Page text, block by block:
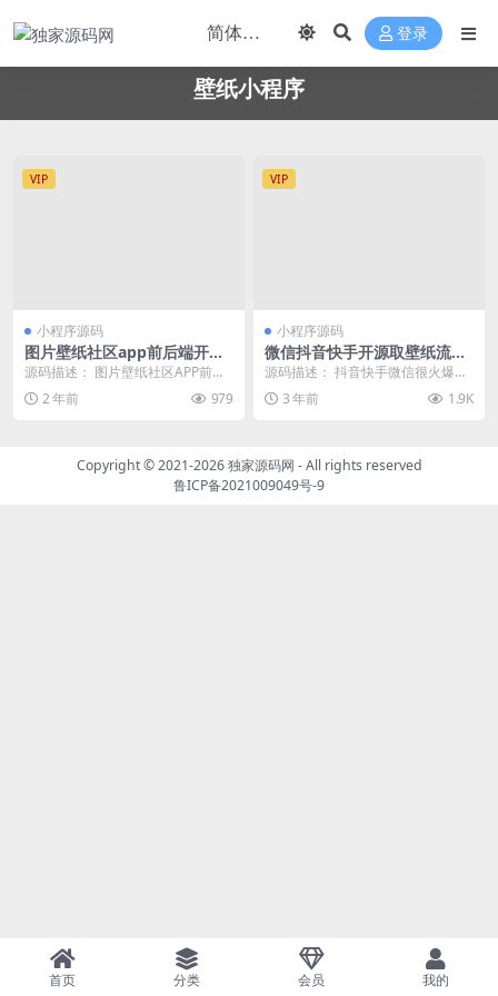
登录
壁纸小程序
VIP
小程序源码
图片壁纸社区app前后端开源
小程序源码
源码描述： 图片壁纸社区APP前后
端开源小程序源码，修改了开源版
的前端样式，变成...
2 年前 979
VIP
小程序源码
微信抖音快手开源取壁纸流量
主小程序源码
源码描述： 抖音快手微信很火爆的
取图小程序全开源 可以给人别人搭
建 也可以自己做...
3 年前 1.9K
Copyright © 2021-2026独家源码网 - All rights reserved
鲁ICP备2021009049号-9
首页 分类 会员 我的